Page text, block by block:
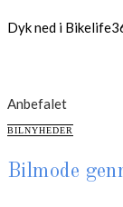
Dyk ned i
Anbefalet
CATEGORIES
BILNYHEDER
Bilmode